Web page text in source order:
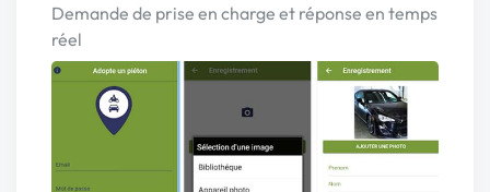
Demande de prise en charge et réponse en temps
réel